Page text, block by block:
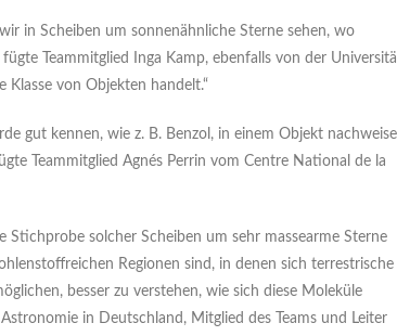
in Scheiben um sonnenähnliche Sterne sehen, wo
Teammitglied Inga Kamp, ebenfalls von der
Klasse von Objekten handelt.“
gut kennen, wie z. B. Benzol, in einem Objekt
Teammitglied Agnés Perrin vom Centre National de la
solcher Scheiben um sehr massearme Sterne
Regionen sind, in denen sich terrestrische
besser zu verstehen, wie sich diese Moleküle
in Deutschland, Mitglied des Teams und Leiter